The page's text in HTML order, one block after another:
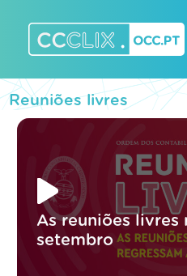
content
Reuniões livres
As reuniões livres
setembro